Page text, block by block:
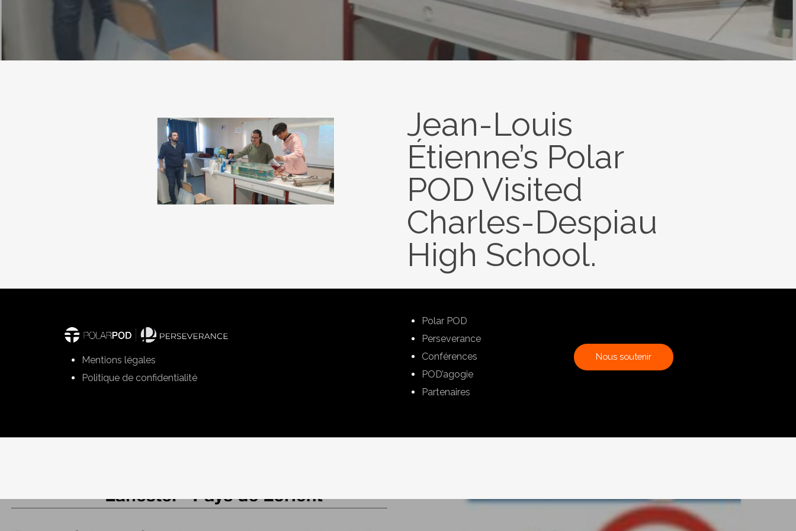
Jean-Louis
Étienne’s Polar
POD Visited
Charles-Despiau
High School.
Mentions légales
Politique de confidentialité
Polar POD
Perseverance
Conférences
POD’agogie
Partenaires
Nous soutenir